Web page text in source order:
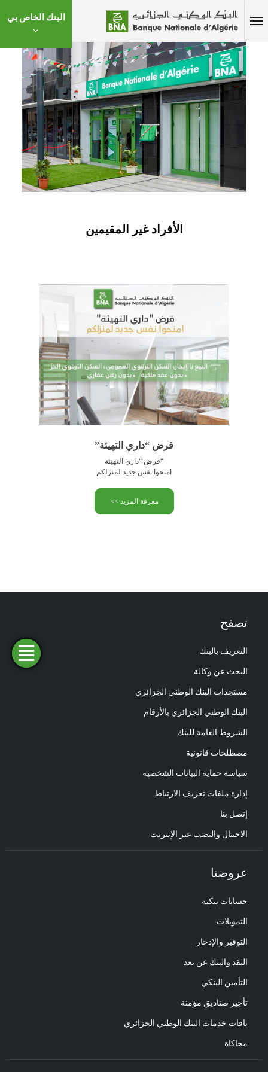
البنك الخاص بي
الأفراد غير المقيمين
قرض “داري التهيئة”
“قرض “داري التهيئة
امنحوا نفس جديد لمنزلكم
معرفة المزيد >>
تصفح
التعريف بالبنك
البحث عن وكالة
مستجدات البنك الوطني الجزائري
البنك الوطني الجزائري بالأرقام
الشروط العامة للبنك
مصطلحات قانونية
سياسة حماية البيانات الشخصية
إدارة ملفات تعريف الارتباط
إتصل بنا
الاحتيال والنصب عبر الإنترنت
عروضنا
حسابات بنكية
التمويلات
التوفير والإدخار
النقد والبنك عن بعد
التأمين البنكي
تأجير صناديق مؤمنة
باقات خدمات البنك الوطني الجزائري
محاكاة
ابحث
عن وكالة
طلب
تمويل
المحاكاة
فتح
حساب